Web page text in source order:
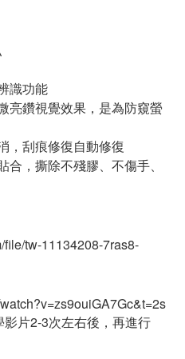
識功能
亮鑽視覺效果，是為防窺螢
，刮痕修復自動修復
，撕除不殘膠、不傷手、
file/tw-11134208-7ras8-
片2-3次左右後，再進行